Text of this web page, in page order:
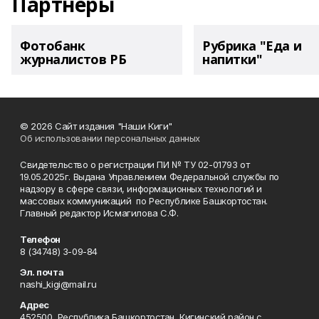
Фотобанк
журналистов РБ
Рубрика "Еда и
напитки"
© 2026 Сайт издания "Наши Киги"
Об использовании персональных данных
Свидетельство о регистрации ПИ № ТУ 02-01793 от
19.05.2025г. Выдана Управлением Федеральной службы по
надзору в сфере связи, информационных технологий и
массовых коммуникаций по Республике Башкортостан.
Главный редактор Исмагилова С.Ф.
Телефон
8 (34748) 3-09-84
Эл. почта
nashi_kigi@mail.ru
Адрес